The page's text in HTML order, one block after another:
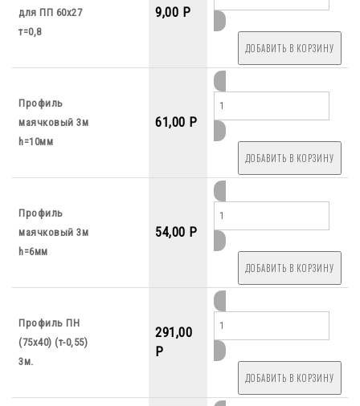
для ПП 60х27
т=0,8
9,00 P
Профиль
маячковый 3м
h=10мм
61,00 P
Профиль
маячковый 3м
h=6мм
54,00 P
Профиль ПН
(75х40) (т-0,55)
3м.
291,00
P